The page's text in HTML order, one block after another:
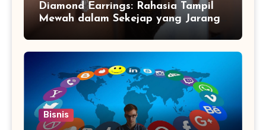
Diamond Earrings: Rahasia Tampil
Mewah dalam Sekejap yang Jarang
Bisnis